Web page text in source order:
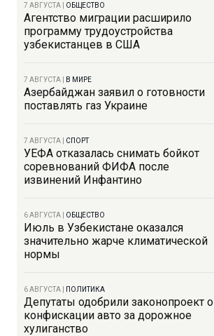
7 АВГУСТА ОБЩЕСТВО
Агентство миграции расширило
программу трудоустройства
узбекистанцев в США
7 АВГУСТА В МИРЕ
Азербайджан заявил о готовности
поставлять газ Украине
7 АВГУСТА СПОРТ
УЕФА отказалась снимать бойкот
соревнований ФИФА после
извинений Инфантино
6 АВГУСТА ОБЩЕСТВО
Июль в Узбекистане оказался
значительно жарче климатической
нормы
6 АВГУСТА ПОЛИТИКА
Депутаты одобрили законопроект о
конфискации авто за дорожное
хулиганство